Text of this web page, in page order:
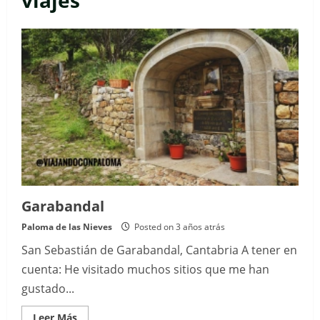
Garabandal
Paloma de las Nieves Posted on 3 años atrás
San Sebastián de Garabandal, Cantabria A tener en
cuenta: He visitado muchos sitios que me han
gustado...
Read